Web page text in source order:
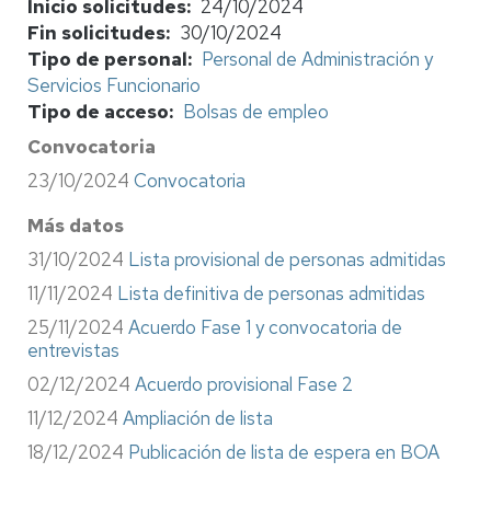
Inicio solicitudes
24/10/2024
Fin solicitudes
30/10/2024
Tipo de personal
Personal de Administración y
Servicios Funcionario
Tipo de acceso
Bolsas de empleo
Convocatoria
23/10/2024 Convocatoria
Más datos
31/10/2024 Lista provisional de personas admitidas
11/11/2024 Lista definitiva de personas admitidas
25/11/2024 Acuerdo Fase 1 y convocatoria de
entrevistas
02/12/2024 Acuerdo provisional Fase 2
11/12/2024 Ampliación de lista
18/12/2024 Publicación de lista de espera en BOA